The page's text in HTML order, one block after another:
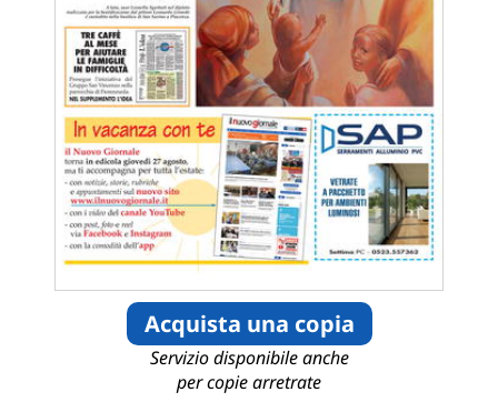
Acquista una copia
Servizio disponibile anche
per copie arretrate